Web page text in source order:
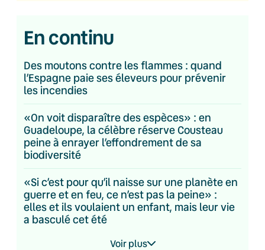
En continu
Des moutons contre les flammes : quand
l’Espagne paie ses éleveurs pour prévenir
les incendies
«On voit disparaître des espèces» : en
Guadeloupe, la célèbre réserve Cousteau
peine à enrayer l’effondrement de sa
biodiversité
«Si c’est pour qu’il naisse sur une planète en
guerre et en feu, ce n’est pas la peine» :
elles et ils voulaient un enfant, mais leur vie
a basculé cet été
Voir plus